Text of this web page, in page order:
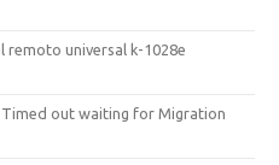
remoto universal k-1028e
out waiting for Migration